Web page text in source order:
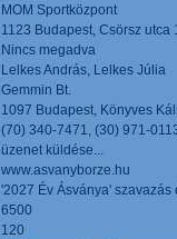
MOM Sportközpont
1123 Budapest, Csörsz utca
Nincs megadva
Lelkes András, Lelkes Júlia
Gemmin Bt.
1097 Budapest, Könyves
(70) 340-7471, (30) 971-
üzenet küldése...
www.asvanyborze.hu
'2027 Év Ásványa'
6500
120